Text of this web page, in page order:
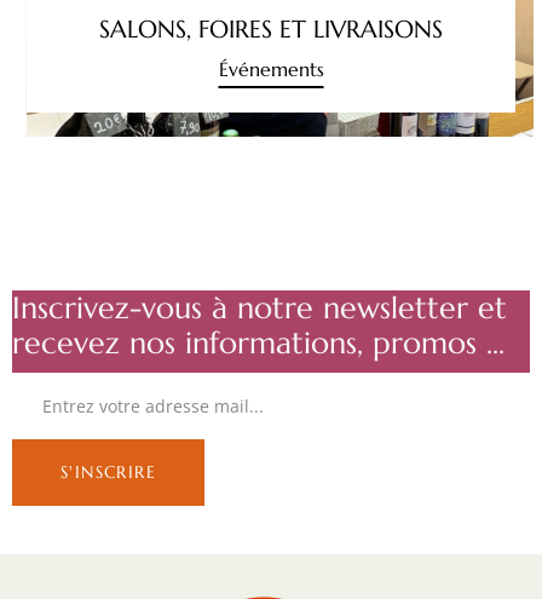
SALONS, FOIRES ET LIVRAISONS
Événements
Inscrivez-vous à notre newsletter et
recevez nos informations, promos ...